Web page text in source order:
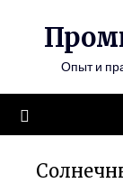
содержимому
Опыт и